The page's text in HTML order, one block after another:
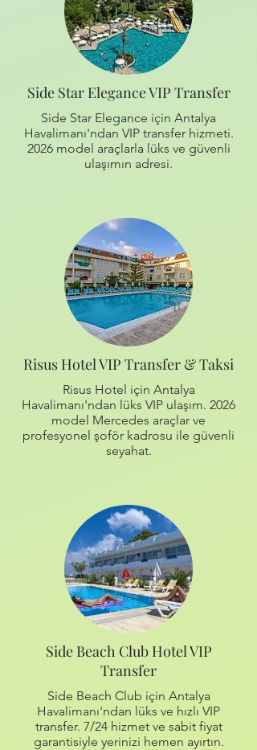
Side Star Elegance VIP Transfer
Side Star Elegance için Antalya
Havalimanı'ndan VIP transfer hizmeti.
2026 model araçlarla lüks ve güvenli
ulaşımın adresi.
Risus Hotel VIP Transfer & Taksi
Risus Hotel için Antalya
Havalimanı'ndan lüks VIP ulaşım. 2026
model Mercedes araçlar ve
profesyonel şoför kadrosu ile güvenli
seyahat.
Side Beach Club Hotel VIP
Transfer
Side Beach Club için Antalya
Havalimanı'ndan lüks ve hızlı VIP
transfer. 7/24 hizmet ve sabit fiyat
garantisiyle yerinizi hemen ayırtın.